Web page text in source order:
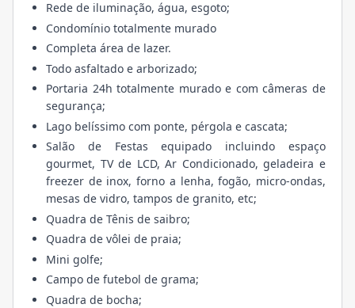
Rede de iluminação, água, esgoto;
Condomínio totalmente murado
Completa área de lazer.
Todo asfaltado e arborizado;
Portaria 24h totalmente murado e com câmeras de
segurança;
Lago belíssimo com ponte, pérgola e cascata;
Salão de Festas equipado incluindo espaço
gourmet, TV de LCD, Ar Condicionado, geladeira e
freezer de inox, forno a lenha, fogão, micro-ondas,
mesas de vidro, tampos de granito, etc;
Quadra de Tênis de saibro;
Quadra de vôlei de praia;
Mini golfe;
Campo de futebol de grama;
Quadra de bocha;